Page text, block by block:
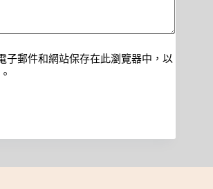
子郵件和網站保存在此瀏覽器中，以